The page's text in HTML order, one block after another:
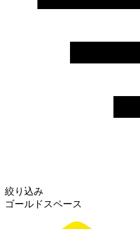
絞り込み
ゴールドスペース